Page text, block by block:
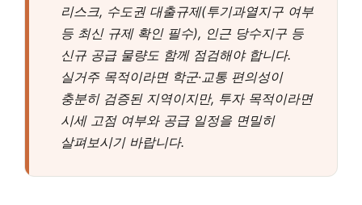
리스크, 수도권 대출규제(투기과열지구 여부
등 최신 규제 확인 필수), 인근 당수지구 등
신규 공급 물량도 함께 점검해야 합니다.
실거주 목적이라면 학군·교통 편의성이
충분히 검증된 지역이지만, 투자 목적이라면
시세 고점 여부와 공급 일정을 면밀히
살펴보시기 바랍니다.